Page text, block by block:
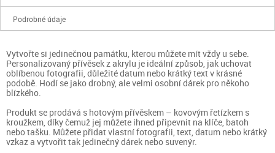
Podrobné údaje
Vytvořte si jedinečnou památku, kterou můžete mít vždy u sebe.
Personalizovaný přívěsek z akrylu je ideální způsob, jak uchovat
oblíbenou fotografii, důležité datum nebo krátký text v krásné
podobě. Hodí se jako drobný, ale velmi osobní dárek pro někoho
blízkého.
Produkt se prodává s hotovým přívěskem – kovovým řetízkem s
kroužkem, díky čemuž jej můžete ihned připevnit na klíče, batoh
nebo tašku. Můžete přidat vlastní fotografii, text, datum nebo krátký
vzkaz a vytvořit tak jedinečný dárek nebo suvenýr.